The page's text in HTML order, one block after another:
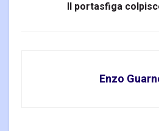
Il portasfiga
Enzo